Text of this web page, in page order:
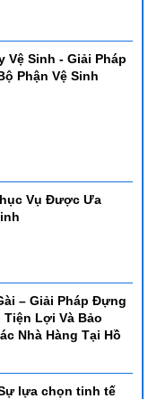
Vệ Sinh - Giải Pháp
Phận Vệ Sinh
Vụ Được Ưa
– Giải Pháp Đựng
Lợi Và Bảo
Nhà Hàng Tại Hồ
lựa chọn tinh tế